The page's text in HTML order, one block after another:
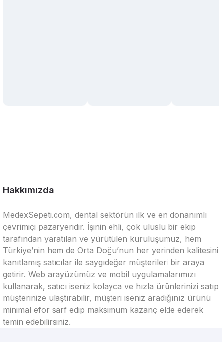
Hakkımızda
MedexSepeti.com, dental sektörün ilk ve en donanımlı
çevrimiçi pazaryeridir. İşinin ehli, çok uluslu bir ekip
tarafından yaratılan ve yürütülen kuruluşumuz, hem
Türkiye’nin hem de Orta Doğu’nun her yerinden kalitesini
kanıtlamış satıcılar ile saygıdeğer müşterileri bir araya
getirir. Web arayüzümüz ve mobil uygulamalarımızı
kullanarak, satıcı iseniz kolayca ve hızla ürünlerinizi satıp
müşterinize ulaştırabilir, müşteri iseniz aradığınız ürünü
minimal efor sarf edip maksimum kazanç elde ederek
temin edebilirsiniz.